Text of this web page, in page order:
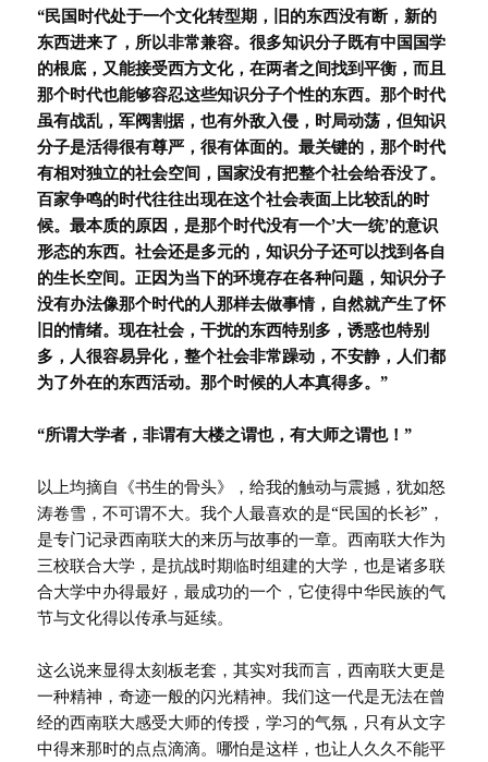
“民国时代处于一个文化转型期，旧的东西没有断，新的
东西进来了，所以非常兼容。很多知识分子既有中国国学
的根底，又能接受西方文化，在两者之间找到平衡，而且
那个时代也能够容忍这些知识分子个性的东西。那个时代
虽有战乱，军阀割据，也有外敌入侵，时局动荡，但知识
分子是活得很有尊严，很有体面的。最关键的，那个时代
有相对独立的社会空间，国家没有把整个社会给吞没了。
百家争鸣的时代往往出现在这个社会表面上比较乱的时
候。最本质的原因，是那个时代没有一个’大一统’的意识
形态的东西。社会还是多元的，知识分子还可以找到各自
的生长空间。正因为当下的环境存在各种问题，知识分子
没有办法像那个时代的人那样去做事情，自然就产生了怀
旧的情绪。现在社会，干扰的东西特别多，诱惑也特别
多，人很容易异化，整个社会非常躁动，不安静，人们都
为了外在的东西活动。那个时候的人本真得多。”
“所谓大学者，非谓有大楼之谓也，有大师之谓也！”
以上均摘自《书生的骨头》，给我的触动与震撼，犹如怒
涛卷雪，不可谓不大。我个人最喜欢的是“民国的长衫”，
是专门记录西南联大的来历与故事的一章。西南联大作为
三校联合大学，是抗战时期临时组建的大学，也是诸多联
合大学中办得最好，最成功的一个，它使得中华民族的气
节与文化得以传承与延续。
这么说来显得太刻板老套，其实对我而言，西南联大更是
一种精神，奇迹一般的闪光精神。我们这一代是无法在曾
经的西南联大感受大师的传授，学习的气氛，只有从文字
中得来那时的点点滴滴。哪怕是这样，也让人久久不能平